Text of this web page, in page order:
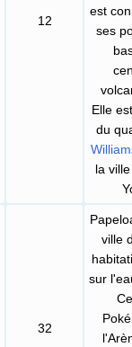
12
est
ses
Elle
du
la
32
ville
sur